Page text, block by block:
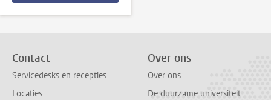
Contact
Servicedesks en recepties
Locaties
Over ons
Over ons
De duurzame universiteit